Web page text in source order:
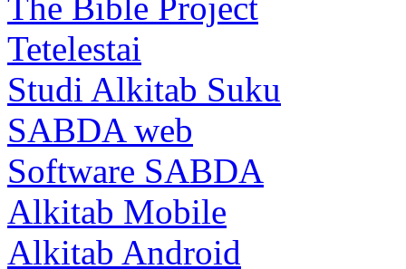
The Bible Project
Tetelestai
Studi Alkitab Suku
SABDA web
Software SABDA
Alkitab Mobile
Alkitab Android